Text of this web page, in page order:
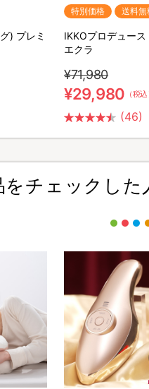
) プレミ
特別価格 送料無
IKKOプロデュース
エクラ
¥71,980
¥29,980 （税込
(46)
をチェックし